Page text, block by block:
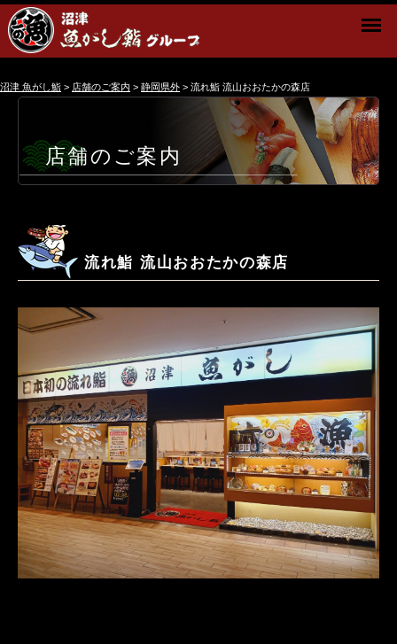
沼津 魚がし鮨 > 店舗のご案内 > 静岡県外 > 流れ鮨 流山おおたかの森店
店舗のご案内
流れ鮨 流山おおたかの森店